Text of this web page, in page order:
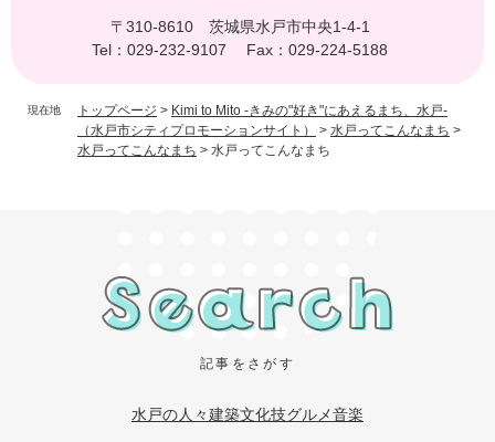
〒310-8610
茨城県水戸市中央1-4-1
Tel：029-232-9107
Fax：029-224-5188
現在地 トップページ > Kimi to Mito -きみの"好き"にあえるまち、水戸-
（水戸市シティプロモーションサイト）
> 水戸ってこんなまち >
水戸ってこんなまち > 水戸ってこんなまち
記事をさがす
水戸の人々建築文化技グルメ音楽